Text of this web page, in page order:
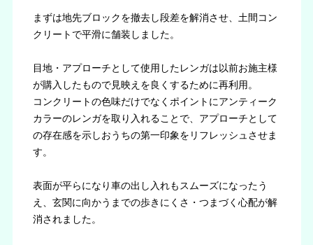
まずは地先ブロックを撤去し段差を解消させ、土間コン
クリートで平滑に舗装しました。
目地・アプローチとして使用したレンガは以前お施主様
が購入したもので見映えを良くするために再利用。
コンクリートの色味だけでなくポイントにアンティーク
カラーのレンガを取り入れることで、アプローチとして
の存在感を示しおうちの第一印象をリフレッシュさせま
す。
表面が平らになり車の出し入れもスムーズになったう
え、玄関に向かうまでの歩きにくさ・つまづく心配が解
消されました。